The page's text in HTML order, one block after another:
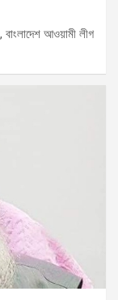
আওয়ামী লীগ